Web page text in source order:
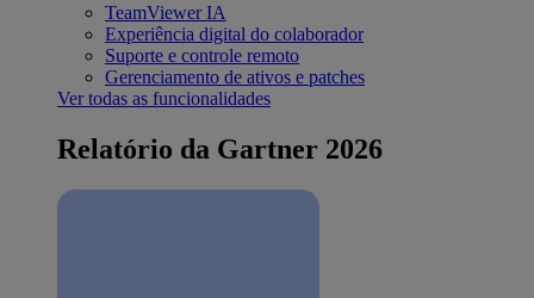
TeamViewer IA
Experiência digital do colaborador
Suporte e controle remoto
Gerenciamento de ativos e patches
Ver todas as funcionalidades
Relatório da Gartner 2026